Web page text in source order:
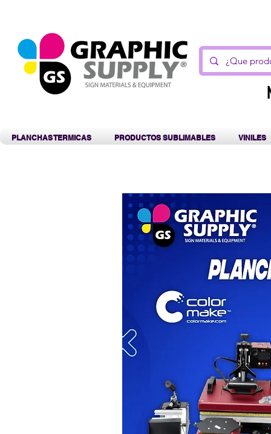
PLANCHAS TERMICAS PRODUCTOS SUBLIMABLES VINILES